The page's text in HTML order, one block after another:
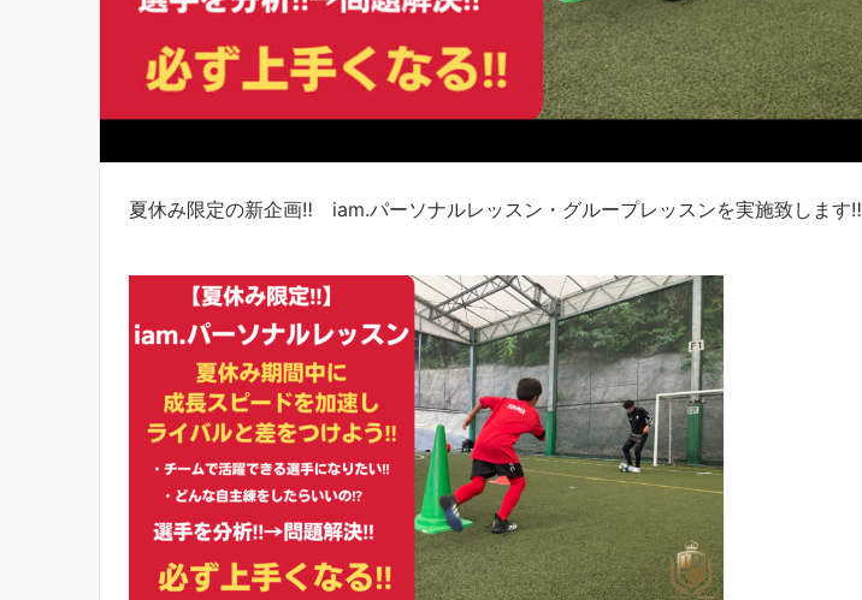
夏休み限定の新企画‼︎ iam.パーソナルレッスン・グループレッスンを実施致します‼︎